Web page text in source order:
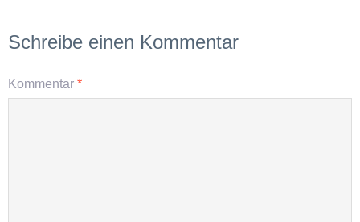
Schreibe einen Kommentar
Kommentar *